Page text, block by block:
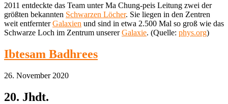
2011 entdeckte das Team unter Ma Chung-peis Leitung zwei der
größten bekannten Schwarzen Löcher. Sie liegen in den Zentren
weit entfernterGalaxien und sind in etwa 2.500 Mal so groß wie das
Schwarze Loch im Zentrum unsererGalaxie. (Quelle: phys.org)
Ibtesam Badhrees
26. November 2020
20. Jhdt.